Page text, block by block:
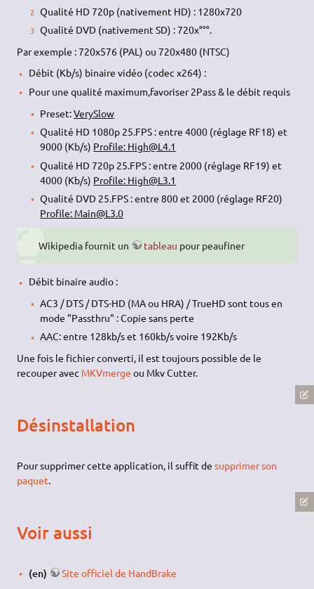
Qualité HD 720p (nativement HD) : 1280x720
Qualité DVD (nativement SD) : 720x°°°.
Par exemple : 720x576 (PAL) ou 720x480 (NTSC)
Débit (Kb/s) binaire vidéo (codec x264) :
Pour une qualité maximum,favoriser 2Pass & le débit requis
Preset:VerySlow
Qualité HD 1080p 25.FPS : entre 4000 (réglage RF18) et
9000 (Kb/s) Profile: High@L4.1
Qualité HD 720p 25.FPS : entre 2000 (réglage RF19) et
4000 (Kb/s) Profile: High@L3.1
Qualité DVD 25.FPS : entre 800 et 2000 (réglage RF20)
Profile: Main@L3.0
Wikipedia fournit un tableau pour peaufiner
Débit binaire audio :
AC3 / DTS / DTS-HD (MA ou HRA) / TrueHD sont tous en
mode "Passthru" : Copie sans perte
AAC: entre 128kb/s et 160kb/s voire 192Kb/s
Une fois le fichier converti, il est toujours possible de le
recouper avec MKVmerge ou Mkv Cutter.
Désinstallation
Pour supprimer cette application, il suffit desupprimer son
paquet.
Voir aussi
(en) Site officiel de HandBrake